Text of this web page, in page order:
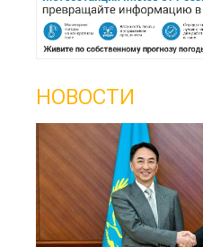
НОВОСТИ